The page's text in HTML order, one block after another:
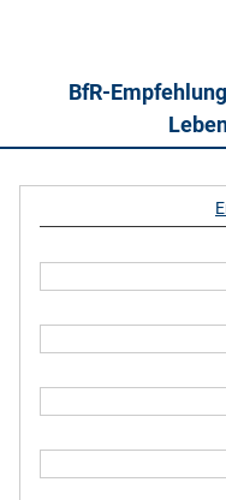
BfR-